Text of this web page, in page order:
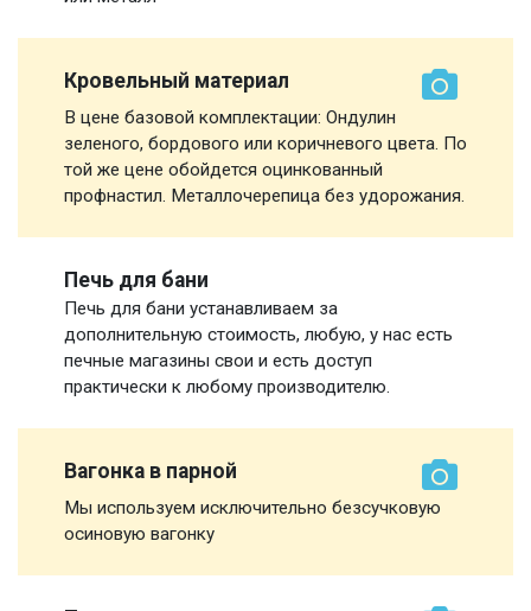
Кровельный материал
В цене базовой комплектации: Ондулин
зеленого, бордового или коричневого цвета. По
той же цене обойдется оцинкованный
профнастил. Металлочерепица без удорожания.
Печь для бани
Печь для бани устанавливаем за
дополнительную стоимость, любую, у нас есть
печные магазины свои и есть доступ
практически к любому производителю.
Вагонка в парной
Мы используем исключительно безсучковую
осиновую вагонку